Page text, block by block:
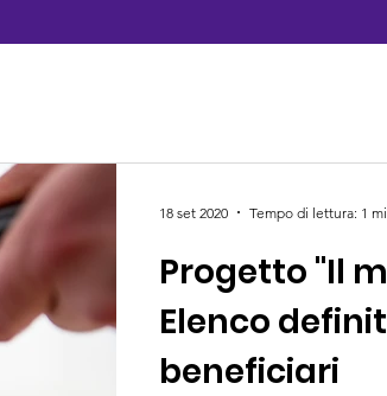
Progetto "Il
Elenco
beneficiari
18 set 2020 Tempo di lettura: 1